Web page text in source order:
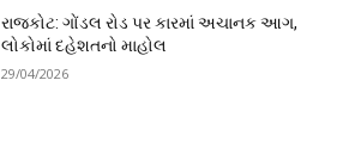
રાજકોટ: ગોંડલ રોડ પર કારમાં અચાનક આગ,
લોકોમાં દહેશતનો માહોલ
29/04/2026